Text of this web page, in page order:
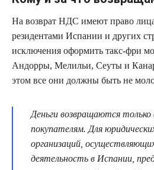
На возврат НДС имеют право
резидентами Испании и других
исключения оформить такс-фри
Андорры, Мелильи, Сеуты и
этом все они должны быть не
Деньги возвращаются
покупателям. Для
организаций,
деятельность в Испании,